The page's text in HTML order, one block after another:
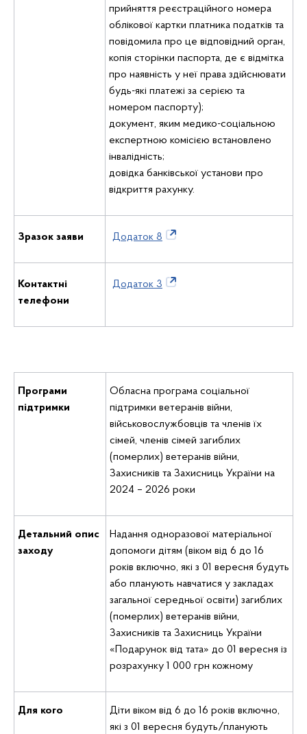
прийняття реєстраційного номера
облікової картки платника податків та
повідомила про це відповідний орган,
копія сторінки паспорта, де є відмітка
про наявність у неї права здійснювати
будь-які платежі за серією та
номером паспорту);
документ, яким медико-соціальною
експертною комісією встановлено
інвалідність;
довідка банківської установи про
відкриття рахунку.
Зразок заяви Додаток 8
Контактні
телефони
Додаток 3
Програми
підтримки
Обласна програма соціальної
підтримки ветеранів війни,
військовослужбовців та членів їх
сімей, членів сімей загиблих
(померлих) ветеранів війни,
Захисників та Захисниць України на
2024 – 2026 роки
Детальний опис
заходу
Надання одноразової матеріальної
допомоги дітям (віком від 6 до 16
років включно, які з 01 вересня будуть
або планують навчатися у закладах
загальної середньої освіти) загиблих
(померлих) ветеранів війни,
Захисників та Захисниць України
«Подарунок від тата» до 01 вересня із
розрахунку 1 000 грн кожному
Для кого
Діти віком від 6 до 16 років включно,
які з 01 вересня будуть/планують